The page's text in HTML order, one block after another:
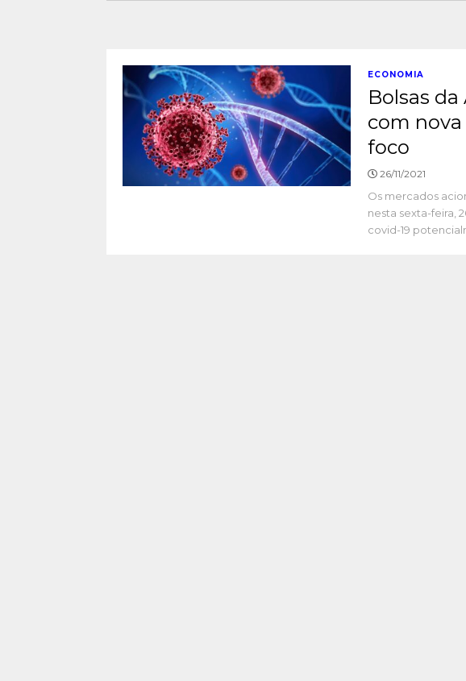
ECONOMIA
Bolsas
com
foco
26/11/2021
Os mercados
nesta sexta-feira,
covid-19